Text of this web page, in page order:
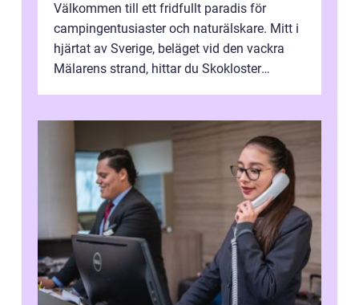
Välkommen till ett fridfullt paradis för
campingentusiaster och naturälskare. Mitt i
hjärtat av Sverige, beläget vid den vackra
Mälarens strand, hittar du Skokloster